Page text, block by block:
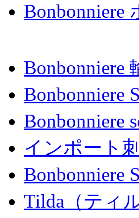
Bonbonniere
Bonbonniere
Bonbonniere
Bonbonniere
インポート
Bonbonniere
Tilda（ティ